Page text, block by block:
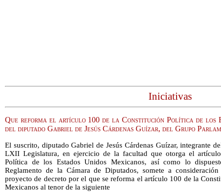
Iniciativas
Que reforma el artículo 100 de la Constitución Política de los
del diputado Gabriel de Jesús Cárdenas Guízar, del Grupo
El suscrito, diputado Gabriel de Jesús Cárdenas Guízar, integrante
LXII Legislatura, en ejercicio de la facultad que otorga el
Política de los Estados Unidos Mexicanos, así como lo
Reglamento de la Cámara de Diputados, somete a
proyecto de decreto por el que se reforma el artículo 100 de la
Mexicanos al tenor de la siguiente